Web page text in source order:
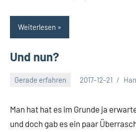
Weiterlesen
Und nun?
Gerade erfahren 2017-12-21
Man hat hat es im Grunde ja
und doch gab es ein paar